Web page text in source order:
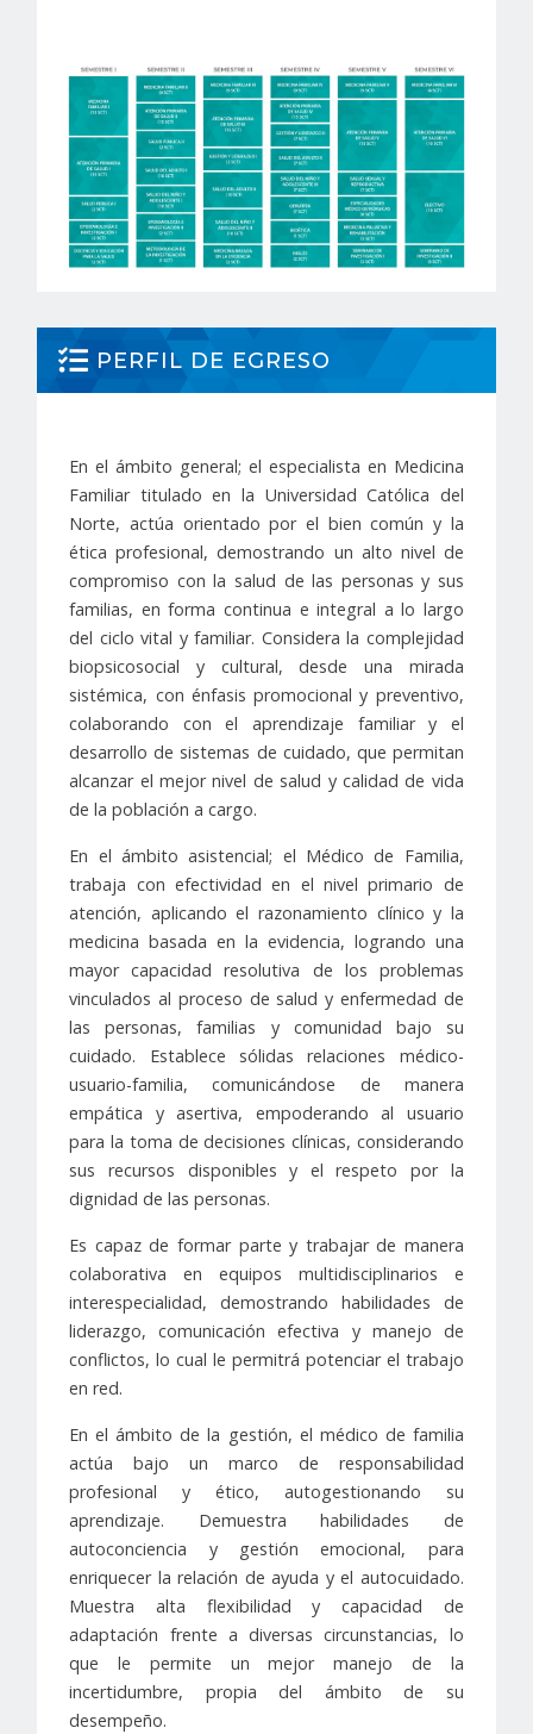
PERFIL DE EGRESO
En el ámbito general; el especialista en Medicina
Familiar titulado en la Universidad Católica del
Norte, actúa orientado por el bien común y la
ética profesional, demostrando un alto nivel de
compromiso con la salud de las personas y sus
familias, en forma continua e integral a lo largo
del ciclo vital y familiar. Considera la complejidad
biopsicosocial y cultural, desde una mirada
sistémica, con énfasis promocional y preventivo,
colaborando con el aprendizaje familiar y el
desarrollo de sistemas de cuidado, que permitan
alcanzar el mejor nivel de salud y calidad de vida
de la población a cargo.
En el ámbito asistencial; el Médico de Familia,
trabaja con efectividad en el nivel primario de
atención, aplicando el razonamiento clínico y la
medicina basada en la evidencia, logrando una
mayor capacidad resolutiva de los problemas
vinculados al proceso de salud y enfermedad de
las personas, familias y comunidad bajo su
cuidado. Establece sólidas relaciones médico-
usuario-familia, comunicándose de manera
empática y asertiva, empoderando al usuario
para la toma de decisiones clínicas, considerando
sus recursos disponibles y el respeto por la
dignidad de las personas.
Es capaz de formar parte y trabajar de manera
colaborativa en equipos multidisciplinarios e
interespecialidad, demostrando habilidades de
liderazgo, comunicación efectiva y manejo de
conflictos, lo cual le permitrá potenciar el trabajo
en red.
En el ámbito de la gestión, el médico de familia
actúa bajo un marco de responsabilidad
profesional y ético, autogestionando su
aprendizaje. Demuestra habilidades de
autoconciencia y gestión emocional, para
enriquecer la relación de ayuda y el autocuidado.
Muestra alta flexibilidad y capacidad de
adaptación frente a diversas circunstancias, lo
que le permite un mejor manejo de la
incertidumbre, propia del ámbito de su
desempeño.